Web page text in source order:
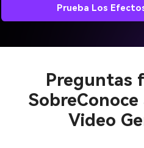
Prueba Los
Preguntas
Sobre
Video